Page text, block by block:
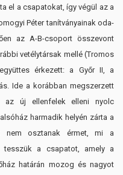
el a csapatokat, így végül az a
Péter tanítványainak oda-
az A-B-csoport összevont
vetélytársak mellé (Tromos
érkezett: a Győr II, a
Ide a korábban megszerzett
az új ellenfelek elleni nyolc
harmadik helyén zárta a
nem osztanak érmet, mi a
tesszük a csapatot, amely a
határán mozog és nagyot